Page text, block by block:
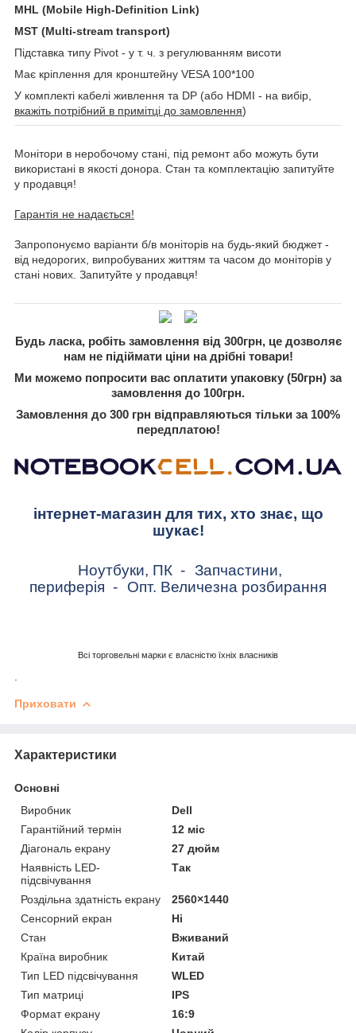
MHL (Mobile High-Definition Link)
MST (Multi-stream transport)
Підставка типу Pivot - у т. ч. з регулюванням висоти
Має кріплення для кронштейну VESA 100*100
У комплекті кабелі живлення та DP (або HDMI - на вибір,
вкажіть потрібний в примітці до замовлення)
Монітори в неробочому стані, під ремонт або можуть бути
використані в якості донора. Стан та комплектацію запитуйте
у продавця!
Гарантія не надається!
Запропонуємо варіанти б/в моніторів на будь-який бюджет -
від недорогих, випробуваних життям та часом до моніторів у
стані нових. Запитуйте у продавця!
Будь ласка, робіть замовлення від 300грн, це дозволяє
нам не підіймати ціни на дрібні товари!
Ми можемо попросити вас оплатити упаковку (50грн) за
замовлення до 100грн.
Замовлення до 300 грн відправляються тільки за 100%
передплатою!
інтернет-магазин для тих, хто знає, що
шукає!
Ноутбуки, ПК - Запчастини,
периферія - Опт. Величезна розбирання
Всі торговельні марки є власністю їхніх власників
Приховати
Характеристики
Основні
Виробник
Dell
Гарантійний термін
12 міс
Діагональ екрану
27 дюйм
Наявність LED-
підсвічування
Так
Роздільна здатність екрану
2560×1440
Сенсорний екран
Ні
Стан
Вживаний
Країна виробник
Китай
Тип LED підсвічування
WLED
Тип матриці
IPS
Формат екрану
16:9